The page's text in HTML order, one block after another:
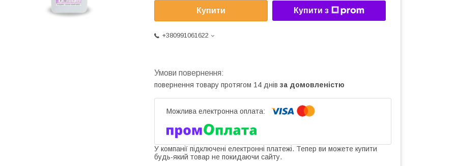
Купити Купити з
+380991061622
повернення товару протягом 14 днів за домовленістю
У компанії підключені електронні платежі. Тепер ви можете купити
будь-який товар не покидаючи сайту.